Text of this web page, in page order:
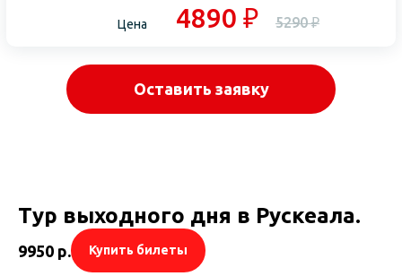
Оставить заявку
Цена 4890 ₽ 5290 ₽
Тур выходного дня в Рускеала.
9950 р. Купить билеты